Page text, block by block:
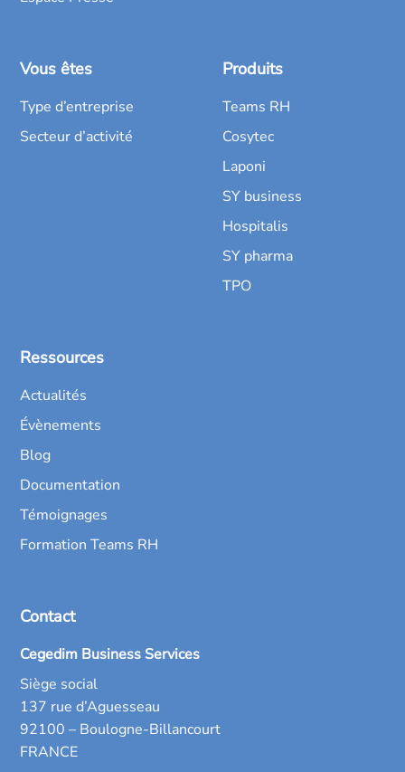
Vous êtes
Type d’entreprise
Secteur d’activité
Produits
Teams RH
Cosytec
Laponi
SY business
Hospitalis
SY pharma
TPO
Ressources
Actualités
Évènements
Blog
Documentation
Témoignages
Formation Teams RH
Contact
Cegedim Business Services
Siège social
137 rue d’Aguesseau
92100 – Boulogne-Billancourt
FRANCE